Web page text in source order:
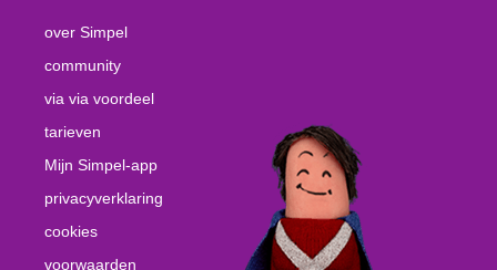
over Simpel
community
via via voordeel
tarieven
Mijn Simpel-app
privacyverklaring
cookies
voorwaarden